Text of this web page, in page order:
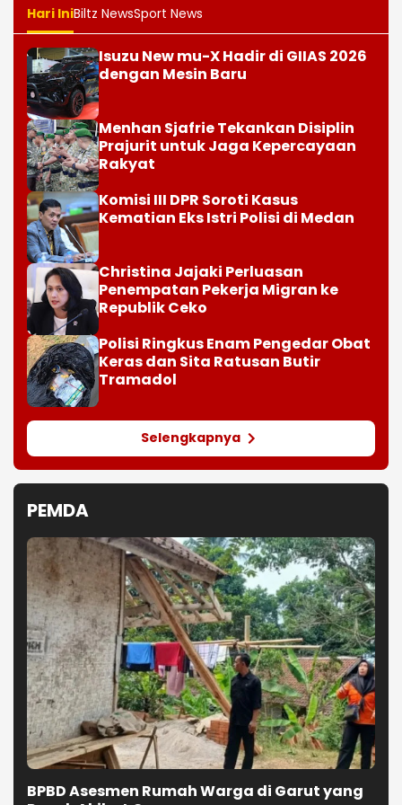
Hari IniBiltz NewsSport News
Isuzu New mu-X Hadir di GIIAS 2026
dengan Mesin Baru
Menhan Sjafrie Tekankan Disiplin
Prajurit untuk Jaga Kepercayaan
Rakyat
Komisi III DPR Soroti Kasus
Kematian Eks Istri Polisi di Medan
Christina Jajaki Perluasan
Penempatan Pekerja Migran ke
Republik Ceko
Polisi Ringkus Enam Pengedar Obat
Keras dan Sita Ratusan Butir
Tramadol
Selengkapnya
PEMDA
BPBD Asesmen Rumah Warga di Garut yang